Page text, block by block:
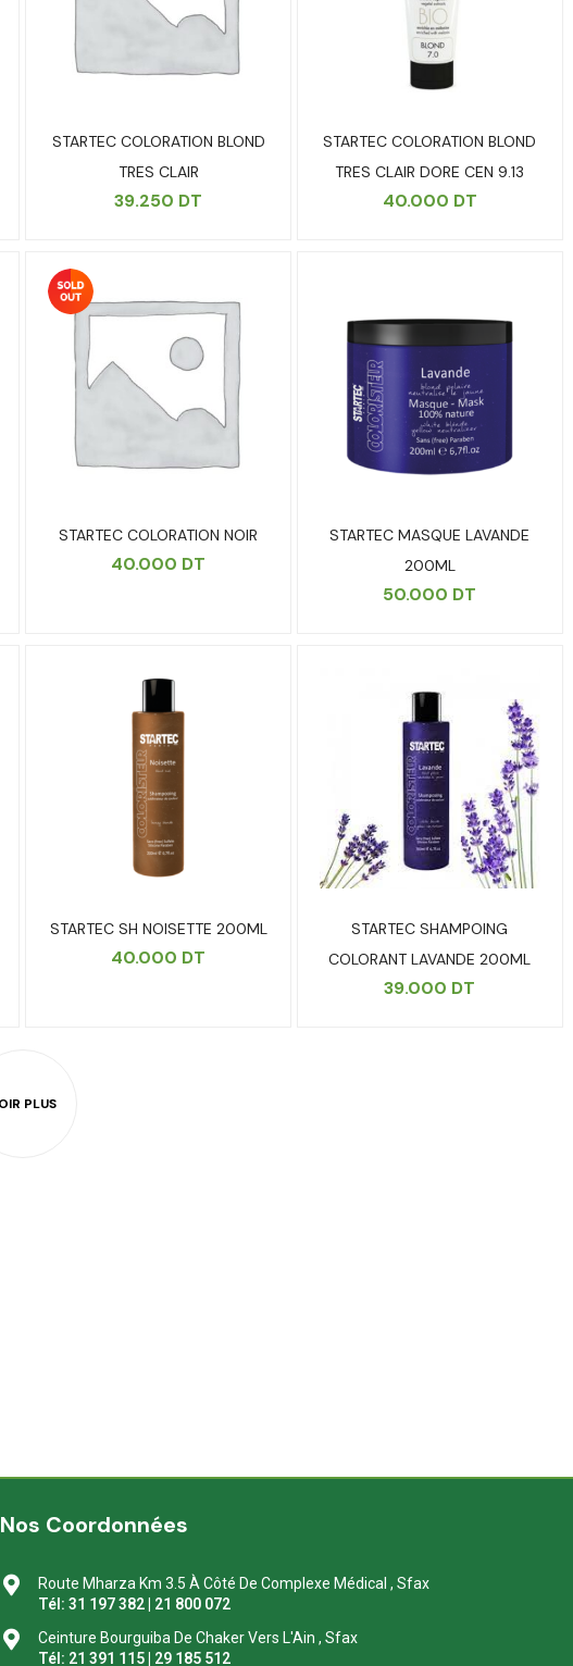
STARTEC COLORATION BLOND
TRES CLAIR
39.250 DT
STARTEC COLORATION BLOND
TRES CLAIR DORE CEN 9.13
40.000 DT
STARTEC COLORATION NOIR
40.000 DT
STARTEC MASQUE LAVANDE
200ML
50.000 DT
STARTEC SH NOISETTE 200ML
40.000 DT
STARTEC SHAMPOING
COLORANT LAVANDE 200ML
39.000 DT
Nos Coordonnées
Route Mharza Km 3.5 À Côté De Complexe Médical , Sfax
Tél: 31 197 382 | 21 800 072
Ceinture Bourguiba De Chaker Vers L'Ain , Sfax
Tél: 21 391 115 | 29 185 512